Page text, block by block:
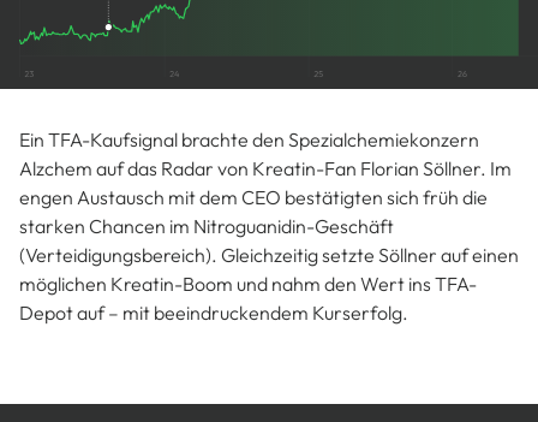
Ein TFA-Kaufsignal brachte den Spezialchemiekonzern
Alzchem auf das Radar von Kreatin-Fan Florian Söllner. Im
engen Austausch mit dem CEO bestätigten sich früh die
starken Chancen im Nitroguanidin-Geschäft
(Verteidigungsbereich). Gleichzeitig setzte Söllner auf einen
möglichen Kreatin-Boom und nahm den Wert ins TFA-
Depot auf – mit beeindruckendem Kurserfolg.